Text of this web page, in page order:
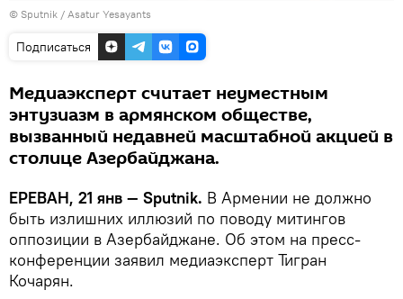
© Sputnik / Asatur Yesayants
Подписаться
Медиаэксперт считает неуместным
энтузиазм в армянском обществе,
вызванный недавней масштабной акцией в
столице Азербайджана.
ЕРЕВАН, 21 янв — Sputnik. В Армении не должно
быть излишних иллюзий по поводу митингов
оппозиции в Азербайджане. Об этом на пресс-
конференции заявил медиаэксперт Тигран
Кочарян.